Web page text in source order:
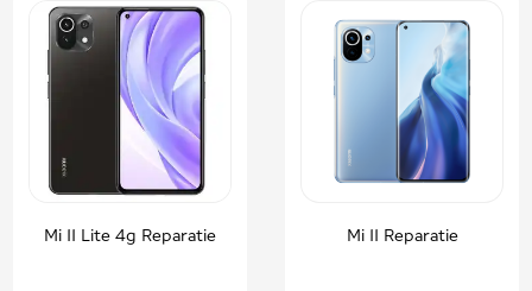
Mi 11 Lite 4g Reparatie Mi 11 Reparatie